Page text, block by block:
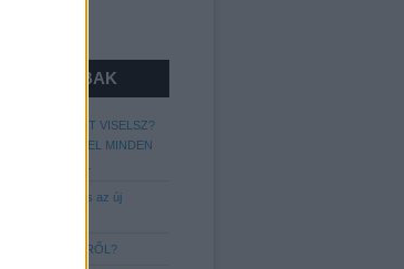
A CIPŐ AMIT VISELSZ?
CIPŐK AMIVEL MINDEN
lumberszexuális az új
ÖVVISELÉSRŐL?